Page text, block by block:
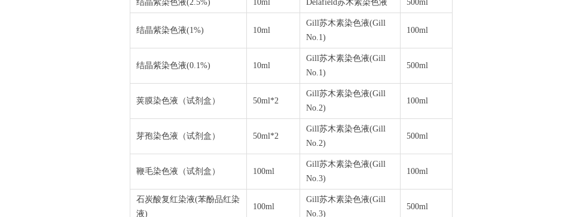
结晶紫染色液(2.5%) 10ml Delafield苏木素染色液 500ml
结晶紫染色液(1%) 10ml
Gill苏木素染色液(Gill
No.1)
100ml
结晶紫染色液(0.1%) 10ml
Gill苏木素染色液(Gill
No.1)
500ml
荚膜染色液（试剂盒） 50ml*2
Gill苏木素染色液(Gill
No.2)
100ml
芽孢染色液（试剂盒） 50ml*2
Gill苏木素染色液(Gill
No.2)
500ml
鞭毛染色液（试剂盒） 100ml
Gill苏木素染色液(Gill
No.3)
100ml
石炭酸复红染液(苯酚品红染
液)
100ml
Gill苏木素染色液(Gill
No.3)
500ml